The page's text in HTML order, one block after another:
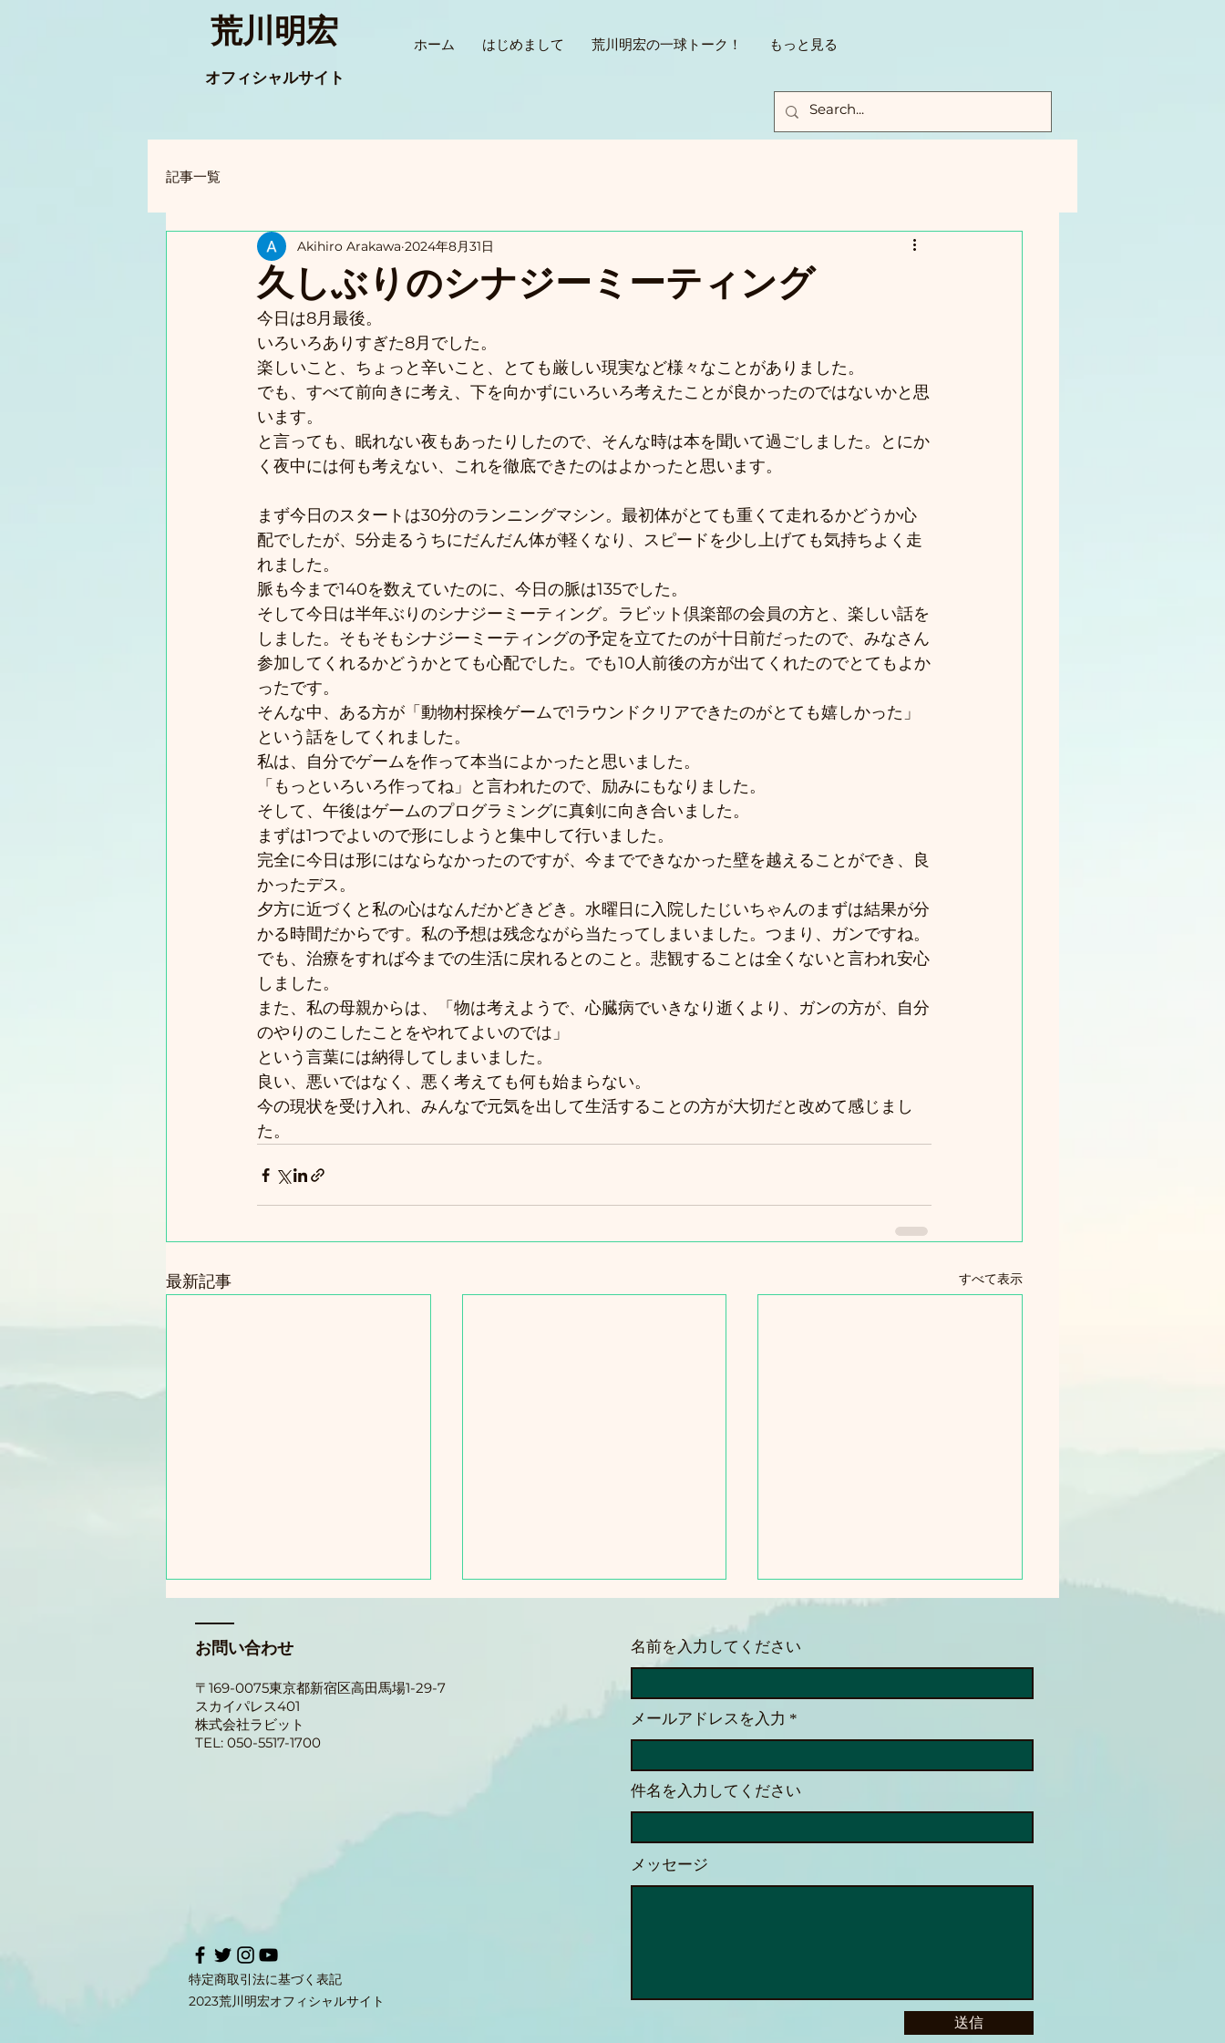
荒川明宏
オフィシャルサイト
ホーム はじめまして 荒川明宏の一球トーク！ もっと見る
記事一覧
久しぶりのシナジーミーティング
Akihiro Arakawa 2024年8月31日
今日は8月最後。
いろいろありすぎた8月でした。
楽しいこと、ちょっと辛いこと、とても厳しい現実など様々なことがありました。
でも、すべて前向きに考え、下を向かずにいろいろ考えたことが良かったのではないかと思
います。
と言っても、眠れない夜もあったりしたので、そんな時は本を聞いて過ごしました。とにか
く夜中には何も考えない、これを徹底できたのはよかったと思います。
まず今日のスタートは30分のランニングマシン。最初体がとても重くて走れるかどうか心
配でしたが、5分走るうちにだんだん体が軽くなり、スピードを少し上げても気持ちよく走
れました。
脈も今まで140を数えていたのに、今日の脈は135でした。
そして今日は半年ぶりのシナジーミーティング。ラビット倶楽部の会員の方と、楽しい話を
しました。そもそもシナジーミーティングの予定を立てたのが十日前だったので、みなさん
参加してくれるかどうかとても心配でした。でも10人前後の方が出てくれたのでとてもよか
ったです。
そんな中、ある方が「動物村探検ゲームで1ラウンドクリアできたのがとても嬉しかった」
という話をしてくれました。
私は、自分でゲームを作って本当によかったと思いました。
「もっといろいろ作ってね」と言われたので、励みにもなりました。
そして、午後はゲームのプログラミングに真剣に向き合いました。
まずは1つでよいので形にしようと集中して行いました。
完全に今日は形にはならなかったのですが、今までできなかった壁を越えることができ、良
かったデス。
夕方に近づくと私の心はなんだかどきどき。水曜日に入院したじいちゃんのまずは結果が分
かる時間だからです。私の予想は残念ながら当たってしまいました。つまり、ガンですね。
でも、治療をすれば今までの生活に戻れるとのこと。悲観することは全くないと言われ安心
しました。
また、私の母親からは、「物は考えようで、心臓病でいきなり逝くより、ガンの方が、自分
のやりのこしたことをやれてよいのでは」
という言葉には納得してしまいました。
良い、悪いではなく、悪く考えても何も始まらない。
今の現状を受け入れ、みんなで元気を出して生活することの方が大切だと改めて感じまし
た。
最新記事 すべて表示
中 🐰
ージョンが公開されました！ ※
現在はあくまで「テスト版」で
す。今後、有料化するのか、ある
いいよ！という方は、ぜひ下記の
手順でご登録をお願いします！
📌 登録の流れと注意点 まずはコ
「MBS1」を快適に受講する
今日はラーニングエッジさん主催
のMBS1講義の二日目を受講しま
した。 私は目が見えないので、
資料はPDFで提供されていま
す。しかし、PDFのままでは画
像が含まれていたり、直接書き込
めなかったりと色々と不都合があ
ト部分だけを抜き出し、きれいな
テキスト形式に整形。講座が始ま
る前に3回ほど音声で聴き込んで
Meta AIとOOrionアプリの連
能性
今日は実際にMeta AIでOOrion
iPhoneにOOrionアプリをイン
ストールします。そしてMeta AI
Meta AIを使っている最中は
ん。また、OOrionを使っている
せん。どちらもiPhoneの操作で
お問い合わせ
〒169-0075東京都新宿区高田馬場1-29-7
スカイパレス401
​株式会社ラビット
TEL: 050-5517-1700
特定商取引法に基づく表記
2023荒川明宏オフィシャルサイト
名前を入力してください
メールアドレスを入力
件名を入力してください
メッセージ
送信